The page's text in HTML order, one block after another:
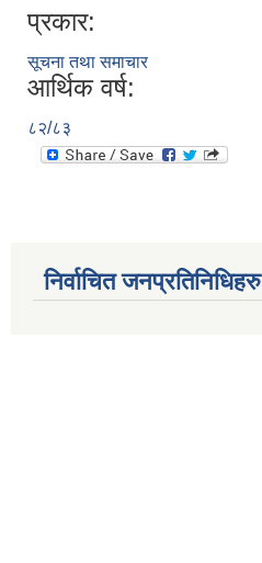
प्रकार:
सूचना तथा समाचार
आर्थिक वर्ष:
८२/८३
निर्वाचित जनप्रतिनिधिहरु